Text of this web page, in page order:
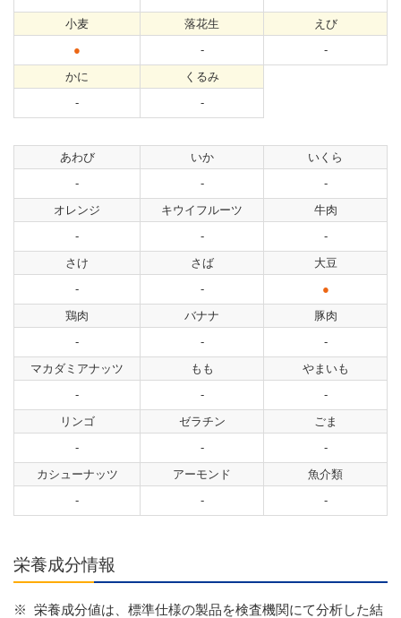
小麦
●
落花生
-
えび
-
かに
-
くるみ
-
あわび
-
いか
-
いくら
-
オレンジ
-
キウイフルーツ
-
牛肉
-
さけ
-
さば
-
大豆
●
鶏肉
-
バナナ
-
豚肉
-
マカダミアナッツ
-
もも
-
やまいも
-
リンゴ
-
ゼラチン
-
ごま
-
カシューナッツ
-
アーモンド
-
魚介類
-
栄養成分情報
※ 栄養成分値は、標準仕様の製品を検査機関にて分析した結